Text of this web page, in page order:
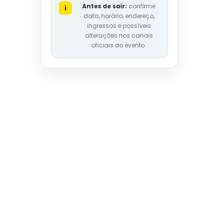
i Antes de sair: confirme
data, horário, endereço,
ingressos e possíveis
alterações nos canais
oficiais do evento.